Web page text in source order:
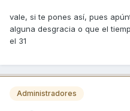
vale, si te pones así, pues
alguna desgracia o que el
el 31
Administradores